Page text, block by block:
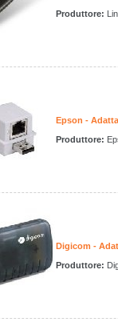
Produttore:
Epson -
Produttore:
Digicom -
Produttore: